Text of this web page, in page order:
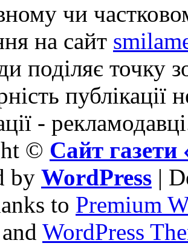
чи
на сайт
поділяє точку
публікації
-
© Сайт
by WordPress |
to Premium
and WordPress